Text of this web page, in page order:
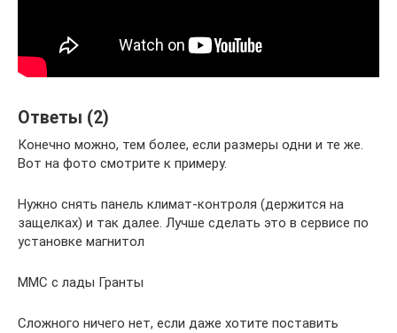
Ответы (2)
Конечно можно, тем более, если размеры одни и те же.
Вот на фото смотрите к примеру.
Нужно снять панель климат-контроля (держится на
защелках) и так далее. Лучше сделать это в сервисе по
установке магнитол
ММС с лады Гранты
Сложного ничего нет, если даже хотите поставить